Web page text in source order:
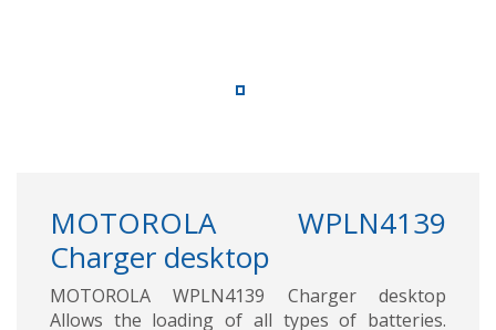
MOTOROLA WPLN4139
Charger desktop
MOTOROLA WPLN4139 Charger desktop
Allows the loading of all types of batteries.